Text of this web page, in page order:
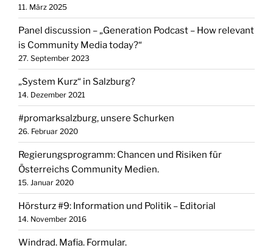
11. März 2025
Panel discussion – „Generation Podcast – How relevant
is Community Media today?“
27. September 2023
„System Kurz“ in Salzburg?
14. Dezember 2021
#promarksalzburg, unsere Schurken
26. Februar 2020
Regierungsprogramm: Chancen und Risiken für
Österreichs Community Medien.
15. Januar 2020
Hörsturz #9: Information und Politik – Editorial
14. November 2016
Windrad. Mafia. Formular.